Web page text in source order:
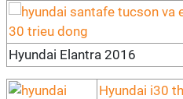
Hyundai Elantra 2016
Hyundai i30